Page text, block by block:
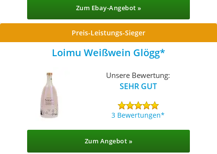
Zum Ebay-Angebot »
Preis-Leistungs-Sieger
Loimu Weißwein Glögg
Unsere Bewertung:
SEHR GUT
3 Bewertungen
Zum Angebot »